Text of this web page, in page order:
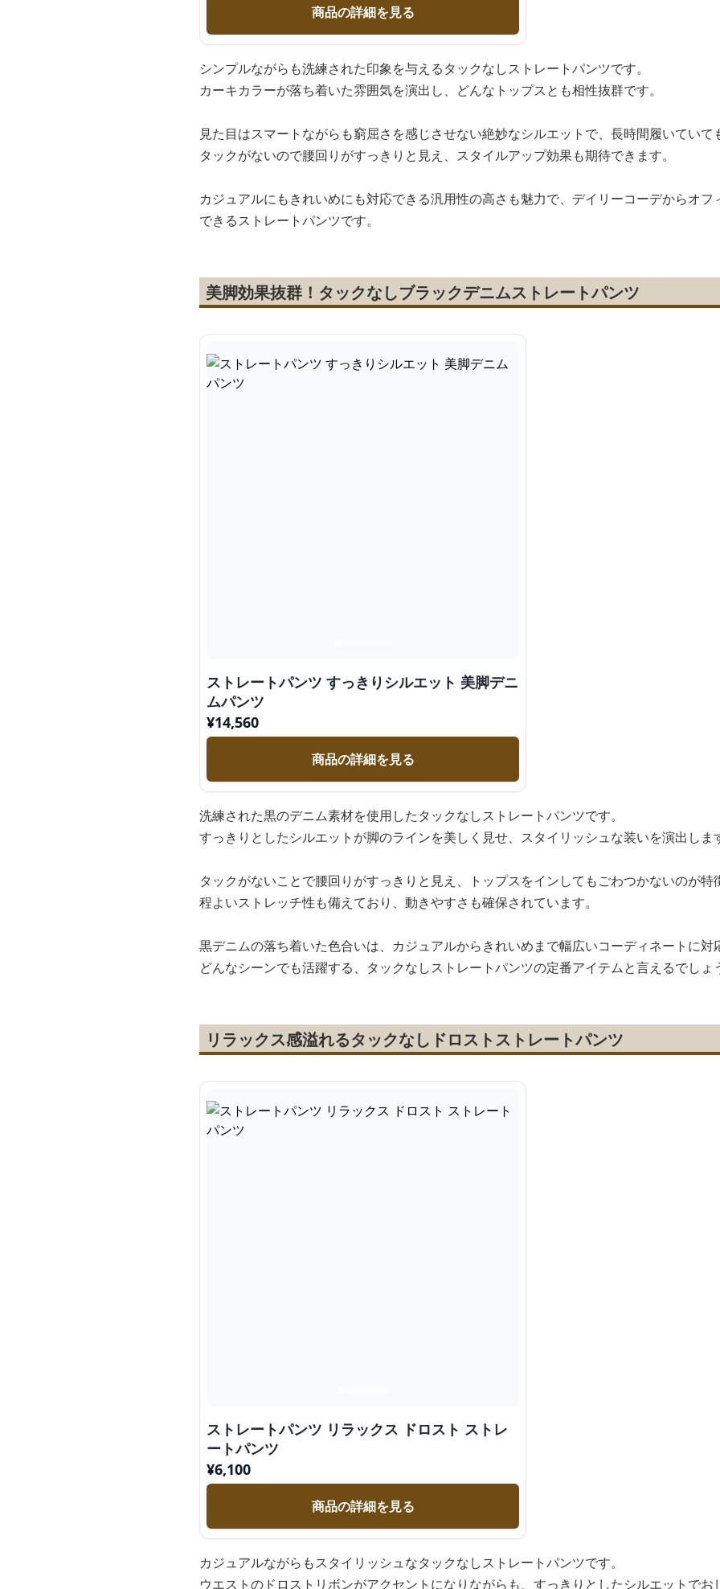
商品の詳細を見る
シンプルながらも洗練された印象を与えるタックなしストレートパンツです。
カーキカラーが落ち着いた雰囲気を演出し、どんなトップスとも相性抜群です。
見た目はスマートながらも窮屈さを感じさせない絶妙なシルエットで、長時間履いていて
タックがないので腰回りがすっきりと見え、スタイルアップ効果も期待できます。
カジュアルにもきれいめにも対応できる汎用性の高さも魅力で、デイリーコーデからオ
できるストレートパンツです。
美脚効果抜群！タックなしブラックデニムストレートパンツ
ストレートパンツ すっきりシルエット 美脚デニ
ムパンツ
¥14,560
商品の詳細を見る
洗練された黒のデニム素材を使用したタックなしストレートパンツです。
すっきりとしたシルエットが脚のラインを美しく見せ、スタイリッシュな装いを演出しま
タックがないことで腰回りがすっきりと見え、トップスをインしてもごわつかないのが特
程よいストレッチ性も備えており、動きやすさも確保されています。
黒デニムの落ち着いた色合いは、カジュアルからきれいめまで幅広いコーディネートに対
どんなシーンでも活躍する、タックなしストレートパンツの定番アイテムと言えるでしょ
リラックス感溢れるタックなしドロストストレートパンツ
ストレートパンツ リラックス ドロスト ストレ
ートパンツ
¥6,100
商品の詳細を見る
カジュアルながらもスタイリッシュなタックなしストレートパンツです。
ウエストのドロストリボンがアクセントになりながらも、すっきりとしたシルエットで